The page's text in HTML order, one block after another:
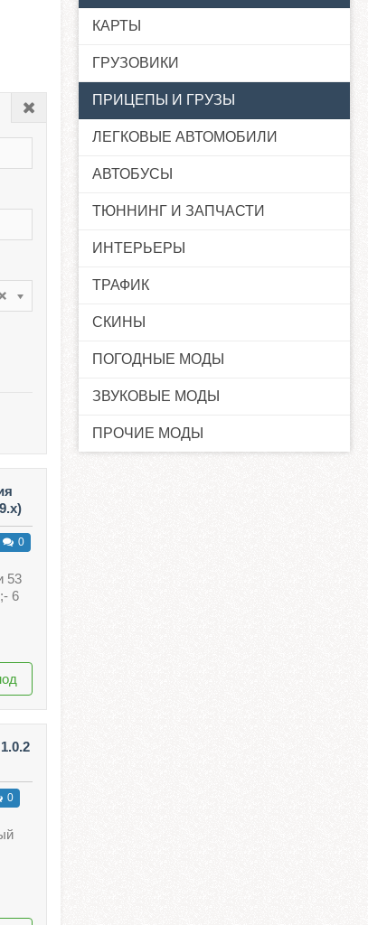
0
53
6
0
КАРТЫ
ГРУЗОВИКИ
ПРИЦЕПЫ И ГРУЗЫ
ЛЕГКОВЫЕ АВТОМОБИЛИ
АВТОБУСЫ
ТЮННИНГ И ЗАПЧАСТИ
ИНТЕРЬЕРЫ
ТРАФИК
СКИНЫ
ПОГОДНЫЕ МОДЫ
ЗВУКОВЫЕ МОДЫ
ПРОЧИЕ МОДЫ